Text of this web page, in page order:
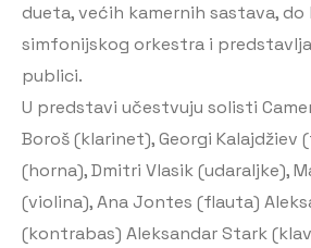
dueta, većih kamernih sastava,
simfonijskog orkestra i
publici.
U predstavi učestvuju solisti
Boroš (klarinet), Georgi Kalajdžiev
(horna), Dmitri Vlasik (udaraljke),
(violina), Ana Jontes (flauta)
(kontrabas) Aleksandar Stark